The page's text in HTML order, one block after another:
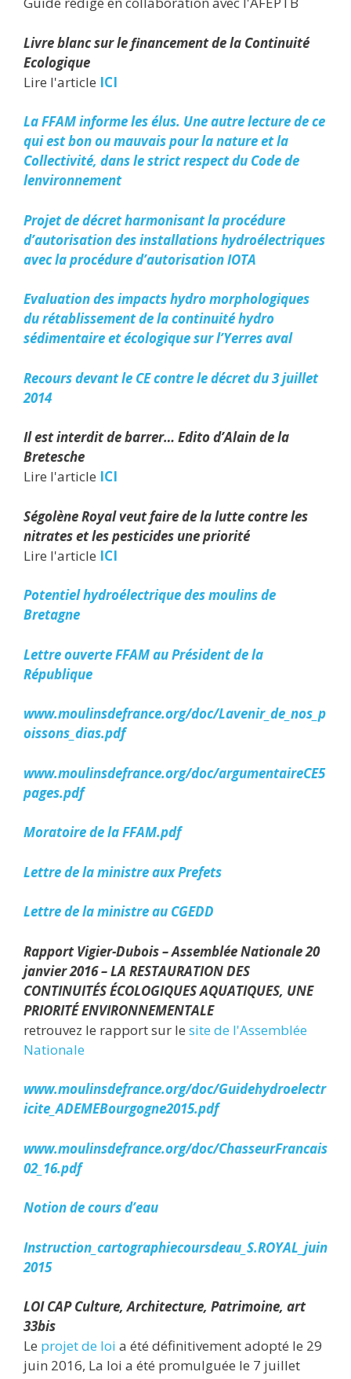
Livre blanc sur le financement de la Continuité
Ecologique
Lire l'article ICI
La FFAM informe les élus. Une autre lecture de ce
qui est bon ou mauvais pour la nature et la
Collectivité, dans le strict respect du Code de
lenvironnement
Projet de décret harmonisant la procédure
d’autorisation des installations hydroélectriques
avec la procédure d’autorisation IOTA
Evaluation des impacts hydro morphologiques
du rétablissement de la continuité hydro
sédimentaire et écologique sur l’Yerres aval
Recours devant le CE contre le décret du 3 juillet
2014
Il est interdit de barrer… Edito d’Alain de la
Bretesche
Lire l'article ICI
Ségolène Royal veut faire de la lutte contre les
nitrates et les pesticides une priorité
Lire l'article ICI
Potentiel hydroélectrique des moulins de
Bretagne
Lettre ouverte FFAM au Président de la
République
www.moulinsdefrance.org/doc/Lavenir_de_nos_p
oissons_dias.pdf
www.moulinsdefrance.org/doc/argumentaireCE5
pages.pdf
Moratoire de la FFAM.pdf
Lettre de la ministre aux Prefets
Lettre de la ministre au CGEDD
Rapport Vigier-Dubois – Assemblée Nationale 20
janvier 2016 – LA RESTAURATION DES
CONTINUITÉS ÉCOLOGIQUES AQUATIQUES, UNE
PRIORITÉ ENVIRONNEMENTALE
retrouvez le rapport sur le site de l'Assemblée
Nationale
www.moulinsdefrance.org/doc/Guidehydroelectr
icite_ADEMEBourgogne2015.pdf
www.moulinsdefrance.org/doc/ChasseurFrancais
02_16.pdf
Notion de cours d’eau
Instruction_cartographiecoursdeau_S.ROYAL_juin
2015
LOI CAP Culture, Architecture, Patrimoine, art
33bis
Le projet de loi a été définitivement adopté le 29
juin 2016, La loi a été promulguée le 7 juillet